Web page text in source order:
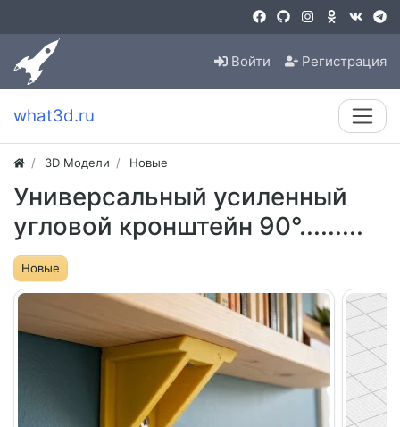
Войти Регистрация
what3d.ru
3D Модели Новые
Универсальный усиленный
угловой кронштейн 90°.........
Новые